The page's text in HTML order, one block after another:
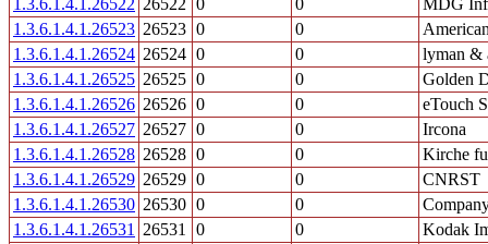
1.3.6.1.4.1.26523 26523 0 0
1.3.6.1.4.1.26524 26524 0 0
lyman &
1.3.6.1.4.1.26525 26525 0 0
Golden
1.3.6.1.4.1.26526 26526 0 0
eTouch
1.3.6.1.4.1.26527 26527 0 0
Ircona
1.3.6.1.4.1.26528 26528 0 0
Kirche
1.3.6.1.4.1.26529 26529 0 0
CNRST
1.3.6.1.4.1.26530 26530 0 0
1.3.6.1.4.1.26531
26531 0 0
Kodak